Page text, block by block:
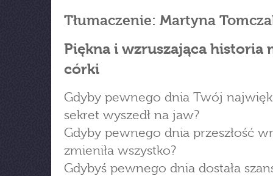
Tłumaczenie: Martyna
Piękna i wzruszająca historia
córki
Gdyby pewnego dnia Twój
sekret wyszedł na jaw?
Gdyby pewnego dnia przeszłość
zmieniła wszystko?
Gdybyś pewnego dnia dostała